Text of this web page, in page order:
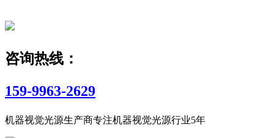
咨询热线：
159-9963-2629
机器视觉光源生产商专注机器视觉光源行业5年